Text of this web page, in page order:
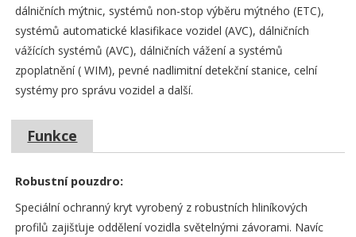
dálničních mýtnic, systémů non-stop výběru mýtného (ETC),
systémů automatické klasifikace vozidel (AVC), dálničních
vážících systémů (AVC), dálničních vážení a systémů
zpoplatnění ( WIM), pevné nadlimitní detekční stanice, celní
systémy pro správu vozidel a další.
Funkce
Robustní pouzdro:
Speciální ochranný kryt vyrobený z robustních hliníkových
profilů zajišťuje oddělení vozidla světelnými závorami. Navíc